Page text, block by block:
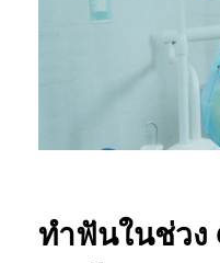
ทำฟันในช่วง